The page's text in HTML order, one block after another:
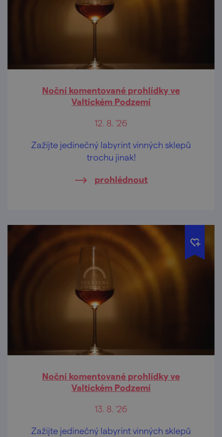
Noční komentované prohlídky ve
Valtickém Podzemí
12. 8. '26
Zažijte jedinečný labyrint vinných sklepů
trochu jinak!
prohlédnout
Noční komentované prohlídky ve
Valtickém Podzemí
13. 8. '26
Zažijte jedinečný labyrint vinných sklepů